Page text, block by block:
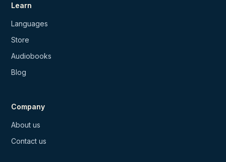
Learn
Languages
Store
Audiobooks
Blog
Company
About us
Contact us